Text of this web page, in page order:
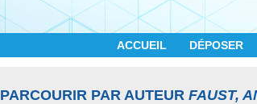
ACCUEIL DÉPOSER
PARCOURIR PAR AUTEUR FAUST,